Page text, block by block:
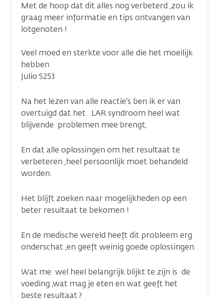
Met de hoop dat dit alles nog verbeterd ,zou ik
graag meer informatie en tips ontvangen van
lotgenoten !
Veel moed en sterkte voor alle die het moeilijk
hebben
Julio 5253
Na het lezen van alle reactie's ben ik er van
overtuigd dat het LAR syndroom heel wat
blijvende problemen mee brengt,
En dat alle oplossingen om het resultaat te
verbeteren ,heel persoonlijk moet behandeld
worden.
Het blijft zoeken naar mogelijkheden op een
beter resultaat te bekomen !
En de medische wereld heeft dit probleem erg
onderschat ,en geeft weinig goede oplossingen.
Wat me wel heel belangrijk blijkt te zijn is de
voeding ,wat mag je eten en wat geeft het
beste resultaat ?